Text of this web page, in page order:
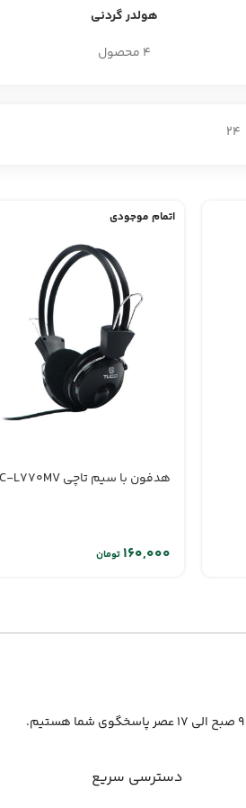
هولدر گردنی
4 محصول
24
اتمام موجودی
هدفون با سیم تاچی TC-L770MV
تومان
دسترسی سریع